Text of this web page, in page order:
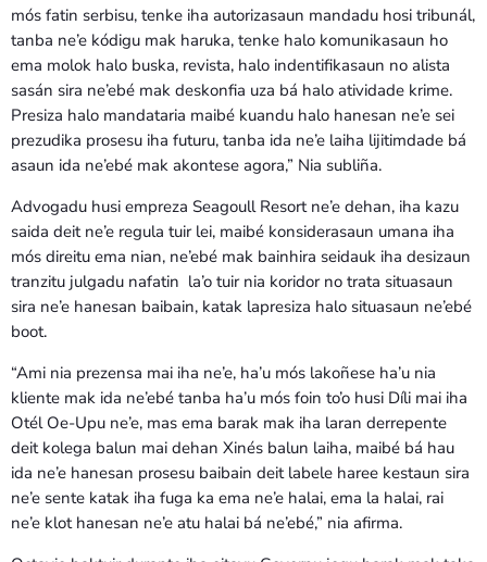
mós fatin serbisu, tenke iha autorizasaun mandadu hosi tribunál,
tanba ne’e kódigu mak haruka, tenke halo komunikasaun ho
ema molok halo buska, revista, halo indentifikasaun no alista
sasán sira ne’ebé mak deskonfia uza bá halo atividade krime.
Presiza halo mandataria maibé kuandu halo hanesan ne’e sei
prezudika prosesu iha futuru, tanba ida ne’e laiha lijitimdade bá
asaun ida ne’ebé mak akontese agora,” Nia subliña.
Advogadu husi empreza Seagoull Resort ne’e dehan, iha kazu
saida deit ne’e regula tuir lei, maibé konsiderasaun umana iha
mós direitu ema nian, ne’ebé mak bainhira seidauk iha desizaun
tranzitu julgadu nafatin la’o tuir nia koridor no trata situasaun
sira ne’e hanesan baibain, katak lapresiza halo situasaun ne’ebé
boot.
“Ami nia prezensa mai iha ne’e, ha’u mós lakoñese ha’u nia
kliente mak ida ne’ebé tanba ha’u mós foin to’o husi Díli mai iha
Otél Oe-Upu ne’e, mas ema barak mak iha laran derrepente
deit kolega balun mai dehan Xinés balun laiha, maibé bá hau
ida ne’e hanesan prosesu baibain deit labele haree kestaun sira
ne’e sente katak iha fuga ka ema ne’e halai, ema la halai, rai
ne’e klot hanesan ne’e atu halai bá ne’ebé,” nia afirma.